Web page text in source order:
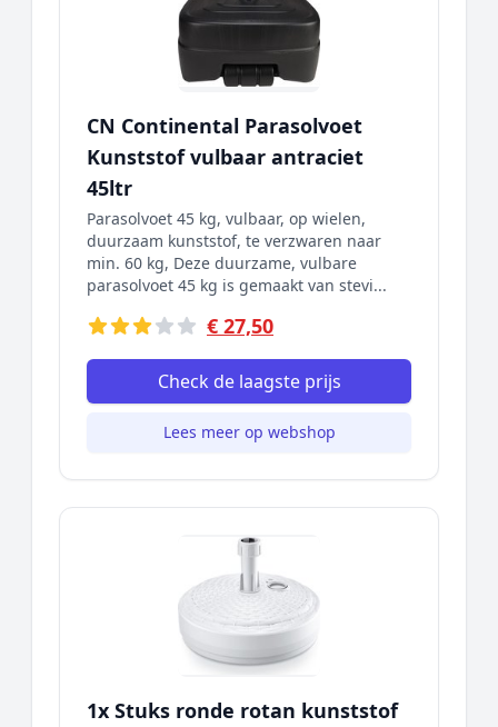
CN Continental Parasolvoet
Kunststof vulbaar antraciet
45ltr
Parasolvoet 45 kg, vulbaar, op wielen,
duurzaam kunststof, te verzwaren naar
min. 60 kg, Deze duurzame, vulbare
parasolvoet 45 kg is gemaakt van stevi...
€ 27,50
Check de laagste prijs
Lees meer op webshop
1x Stuks ronde rotan kunststof